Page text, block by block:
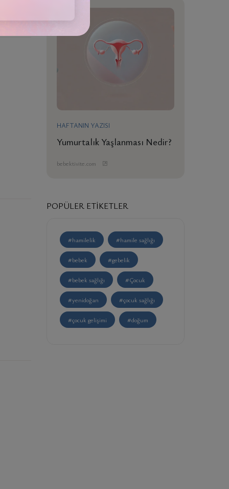
HAFTANIN YAZISI
Yumurtalık Yaşlanması Nedir?
bebektivite.com
POPÜLER ETIKETLER
#hamilelik #hamile sağlığı
#bebek #gebelik
#bebek sağlığı #Çocuk
#yenidoğan #çocuk sağlığı
#çocuk gelişimi #doğum